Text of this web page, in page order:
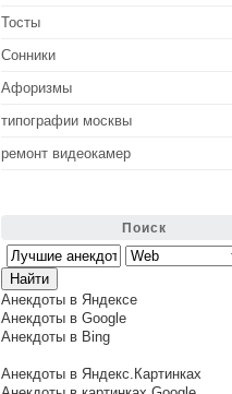
Тосты
Сонники
Афоризмы
типографии москвы
ремонт видеокамер
Поиск
Анекдоты в Яндексе
Анекдоты в Google
Анекдоты в Bing
Анекдоты в Яндекс.Картинках